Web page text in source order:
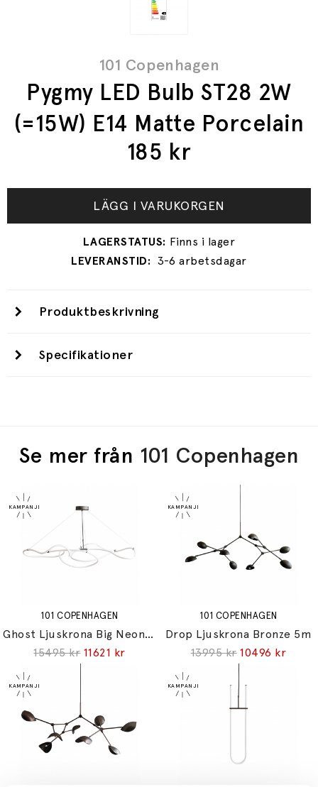
101 Copenhagen
Pygmy LED Bulb ST28 2W
(=15W) E14 Matte Porcelain
185 kr
LÄGG I VARUKORGEN
3-6 arbetsdagar
Produktbeskrivning
Specifikationer
Se mer från 101 Copenhagen
101 COPENHAGEN
Ghost Ljuskrona Big Neon 5m
15495 kr 11621 kr
101 COPENHAGEN
Drop Ljuskrona Bronze 5m
13995 kr 10496 kr